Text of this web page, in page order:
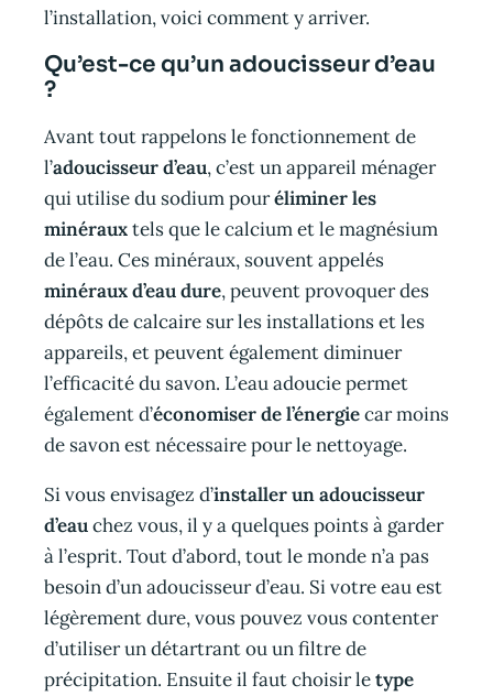
l’installation, voici comment y arriver.
Qu’est-ce qu’un adoucisseur d’eau
?
Avant tout rappelons le fonctionnement de
l’adoucisseur d’eau, c’est un appareil ménager
qui utilise du sodium pouréliminer les
minérauxtels que le calcium et le magnésium
de l’eau. Ces minéraux, souvent appelés
minéraux d’eau dure, peuvent provoquer des
dépôts de calcaire sur les installations et les
appareils, et peuvent également diminuer
l’efficacité du savon. L’eau adoucie permet
également d’économiser de l’énergiecar moins
de savon est nécessaire pour le nettoyage.
Si vous envisagez d’installer un adoucisseur
d’eauchez vous, il y a quelques points à garder
à l’esprit. Tout d’abord, tout le monde n’a pas
besoin d’un adoucisseur d’eau. Si votre eau est
légèrement dure, vous pouvez vous contenter
d’utiliser un détartrant ou un filtre de
précipitation. Ensuite il faut choisir letype